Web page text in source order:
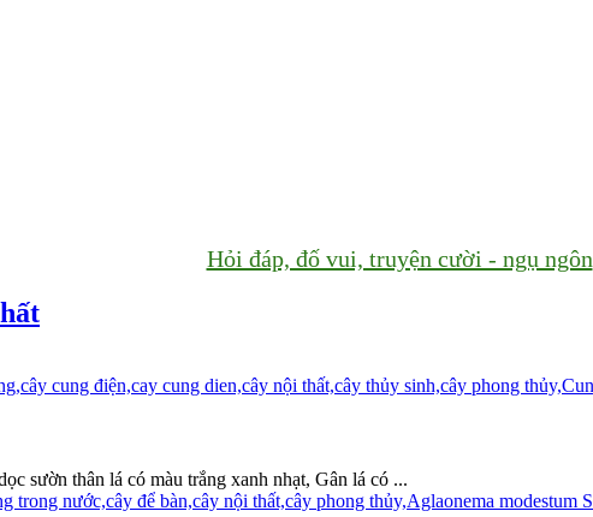
Hỏi đáp, đố vui, truyện cười - ngụ ngôn
sườn thân lá có màu trắng xanh nhạt, Gân lá có ...